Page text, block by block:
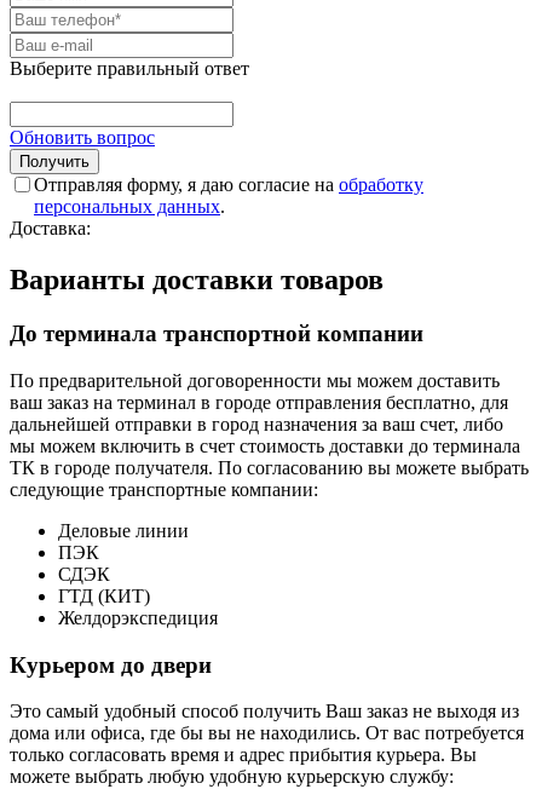
Выберите правильный ответ
Обновить вопрос
Отправляя форму, я даю согласие на обработку
персональных данных.
Доставка:
Варианты доставки товаров
До терминала транспортной компании
По предварительной договоренности мы можем доставить
ваш заказ на терминал в городе отправления бесплатно, для
дальнейшей отправки в город назначения за ваш счет, либо
мы можем включить в счет стоимость доставки до терминала
ТК в городе получателя. По согласованию вы можете выбрать
следующие транспортные компании:
Деловые линии
ПЭК
СДЭК
ГТД (КИТ)
Желдорэкспедиция
Курьером до двери
Это самый удобный способ получить Ваш заказ не выходя из
дома или офиса, где бы вы не находились. От вас потребуется
только согласовать время и адрес прибытия курьера. Вы
можете выбрать любую удобную курьерскую службу: